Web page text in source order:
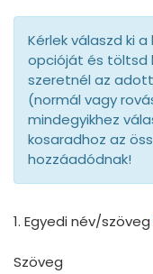
Kérlek válaszd ki
opcióját és töltsd
szeretnél az
(normál vagy
mindegyikhez
kosaradhoz az
hozzáadódnak!
1. Egyedi név/szöveg
Szöveg